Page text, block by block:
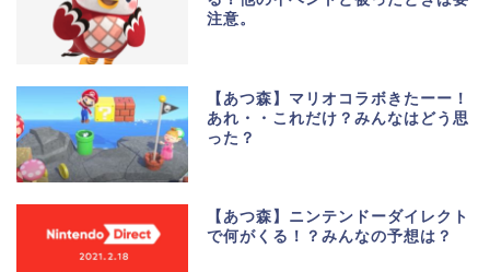
注意。
【あつ森】マリオコラボきたーー！
あれ・・これだけ？みんなはどう思
った？
【あつ森】ニンテンドーダイレクト
で何がくる！？みんなの予想は？